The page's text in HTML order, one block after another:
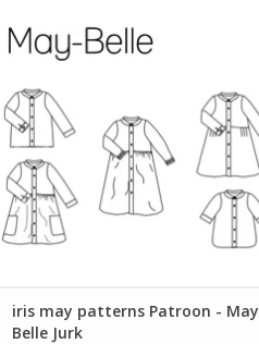
TOEVOEGEN AAN WINKELWAGEN
iris may patterns Patroon - May
Belle Jurk